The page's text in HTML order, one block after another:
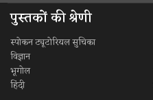
पुस्तकों की श्रेणी
स्पोकन ट्यूटोरियल सुचिका
विज्ञान
भूगोल
हिंदी